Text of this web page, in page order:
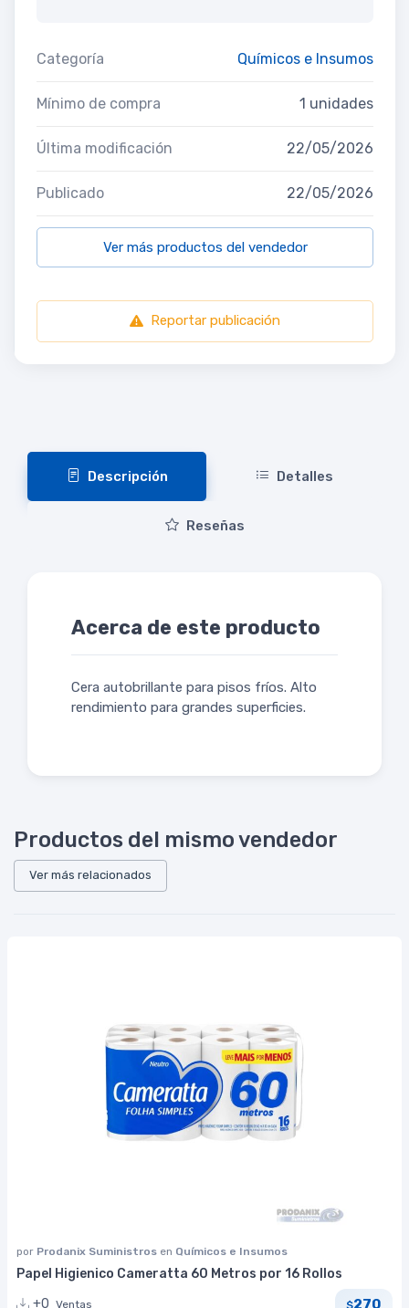
Categoría Químicos e Insumos
Mínimo de compra 1 unidades
Última modificación 22/05/2026
Publicado 22/05/2026
Ver más productos del vendedor
Reportar publicación
Descripción Detalles
Reseñas
Acerca de este producto
Cera autobrillante para pisos fríos. Alto
rendimiento para grandes superficies.
Productos del mismo vendedor
Ver más relacionados
por Prodanix Suministros en Químicos e Insumos
Papel Higienico Cameratta 60 Metros por 16 Rollos
+0 Ventas $270